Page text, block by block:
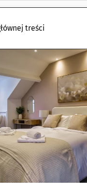
treści